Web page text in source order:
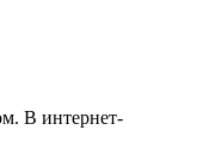
В интернет-